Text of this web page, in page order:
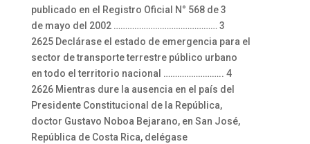
publicado en el Registro Oficial N° 568 de 3
de mayo del 2002 ……………………………………… 3
2625 Declárase el estado de emergencia para el
sector de transporte terrestre público urbano
en todo el territorio nacional …………………….. 4
2626 Mientras dure la ausencia en el país del
Presidente Constitucional de la República,
doctor Gustavo Noboa Bejarano, en San José,
República de Costa Rica, delégase